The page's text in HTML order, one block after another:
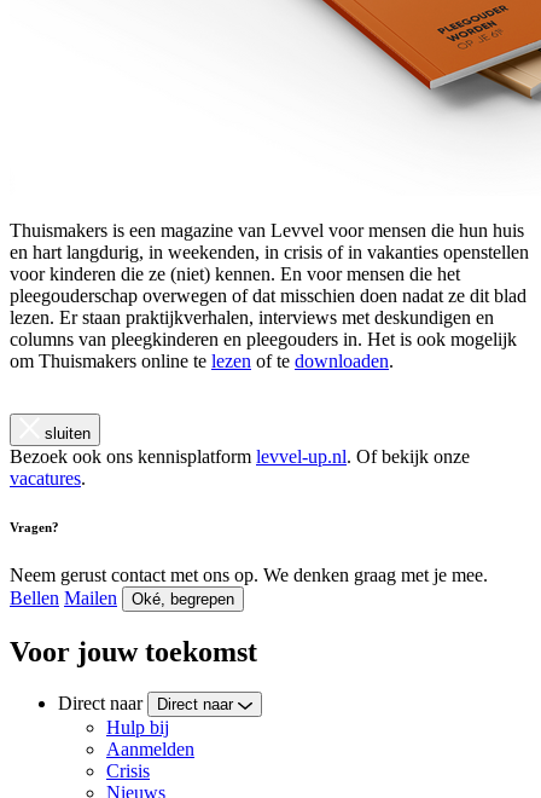
Thuismakers is een magazine van Levvel voor mensen die hun huis
en hart langdurig, in weekenden, in crisis of in vakanties openstellen
voor kinderen die ze (niet) kennen. En voor mensen die het
pleegouderschap overwegen of dat misschien doen nadat ze dit blad
lezen. Er staan praktijkverhalen, interviews met deskundigen en
columns van pleegkinderen en pleegouders in. Het is ook mogelijk
om Thuismakers online te lezen of te downloaden.
sluiten
Bezoek ook ons kennisplatform levvel-up.nl. Of bekijk onze
vacatures.
Vragen?
Neem gerust contact met ons op. We denken graag met je mee.
Bellen Mailen Oké, begrepen
Voor jouw toekomst
Direct naar Direct naar
Hulp bij
Aanmelden
Crisis
Nieuws